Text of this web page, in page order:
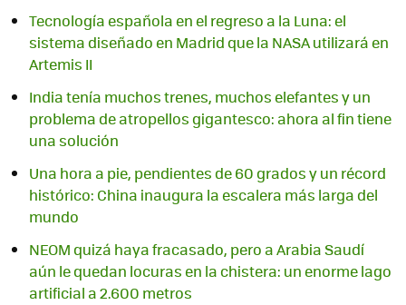
Tecnología española en el regreso a la Luna: el
sistema diseñado en Madrid que la NASA utilizará en
Artemis II
India tenía muchos trenes, muchos elefantes y un
problema de atropellos gigantesco: ahora al fin tiene
una solución
Una hora a pie, pendientes de 60 grados y un récord
histórico: China inaugura la escalera más larga del
mundo
NEOM quizá haya fracasado, pero a Arabia Saudí
aún le quedan locuras en la chistera: un enorme lago
artificial a 2.600 metros